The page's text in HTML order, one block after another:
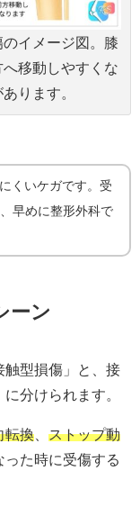
イメージ図。膝
移動しやすくな
ります。
くいケガです。受
早めに整形外科で
ーン
触型損傷」と、接
分けられます。
転換
ストップ動
た時に受傷する